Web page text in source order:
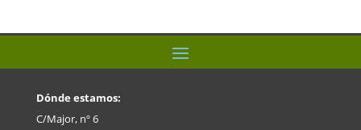
Dónde estamos:
C/Major, nº 6